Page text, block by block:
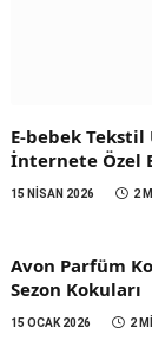
E-bebek
İnternete Özel
15 NISAN 2026 2
Avon Parfüm
Sezon Kokuları
15 OCAK 2026 2